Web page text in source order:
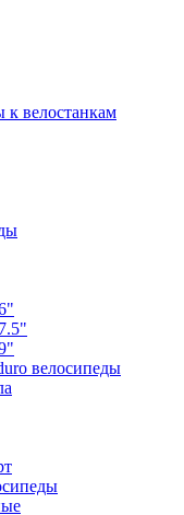
к велостанкам
велосипеды